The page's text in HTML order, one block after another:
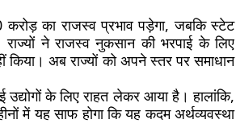
का राजस्व प्रभाव पड़ेगा, जबकि स्टेट
ने राजस्व नुकसान की भरपाई के लिए
किया। अब राज्यों को अपने स्तर पर समाधान
के लिए राहत लेकर आया है। हालांकि,
में यह साफ होगा कि यह कदम अर्थव्यवस्था